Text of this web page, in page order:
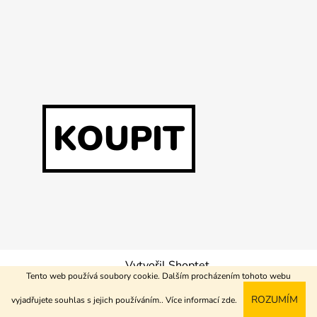
Tento web používá soubory cookie. Dalším procházením tohoto webu
vyjadřujete souhlas s jejich používáním.. Více informacízde. ROZUMÍM
KOUPIT
Vytvořil Shoptet
Copyright 2026Buď tvrďák . Všechna práva vyhrazena.